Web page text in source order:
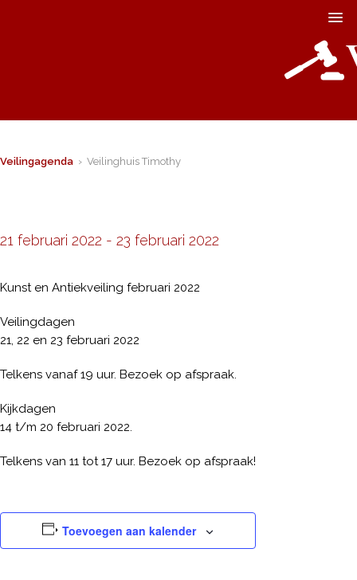
Veilingagenda › Veilinghuis Timothy
21 februari 2022 - 23 februari 2022
Kunst en Antiekveiling februari 2022
Veilingdagen
21, 22 en 23 februari 2022
Telkens vanaf 19 uur. Bezoek op afspraak.
Kijkdagen
14 t/m 20 februari 2022.
Telkens van 11 tot 17 uur. Bezoek op afspraak!
Toevoegen aan kalender